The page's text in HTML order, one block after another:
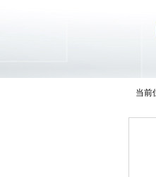
当前